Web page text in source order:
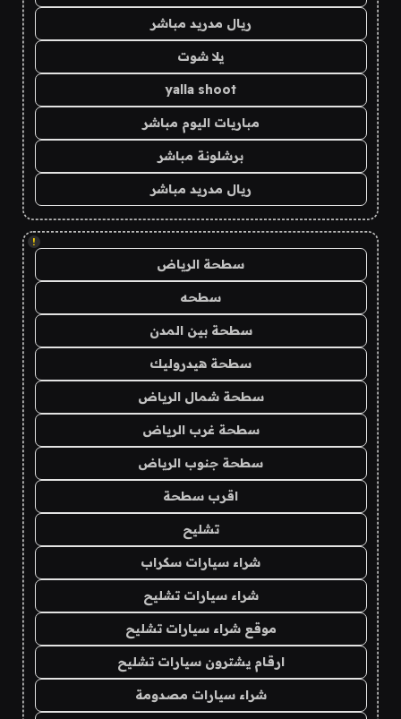
ريال مدريد مباشر
يلا شوت
yalla shoot
مباريات اليوم مباشر
برشلونة مباشر
ريال مدريد مباشر
!
سطحة الرياض
سطحه
سطحة بين المدن
سطحة هيدروليك
سطحة شمال الرياض
سطحة غرب الرياض
سطحة جنوب الرياض
اقرب سطحة
تشليح
شراء سيارات سكراب
شراء سيارات تشليح
موقع شراء سيارات تشليح
ارقام يشترون سيارات تشليح
شراء سيارات مصدومة